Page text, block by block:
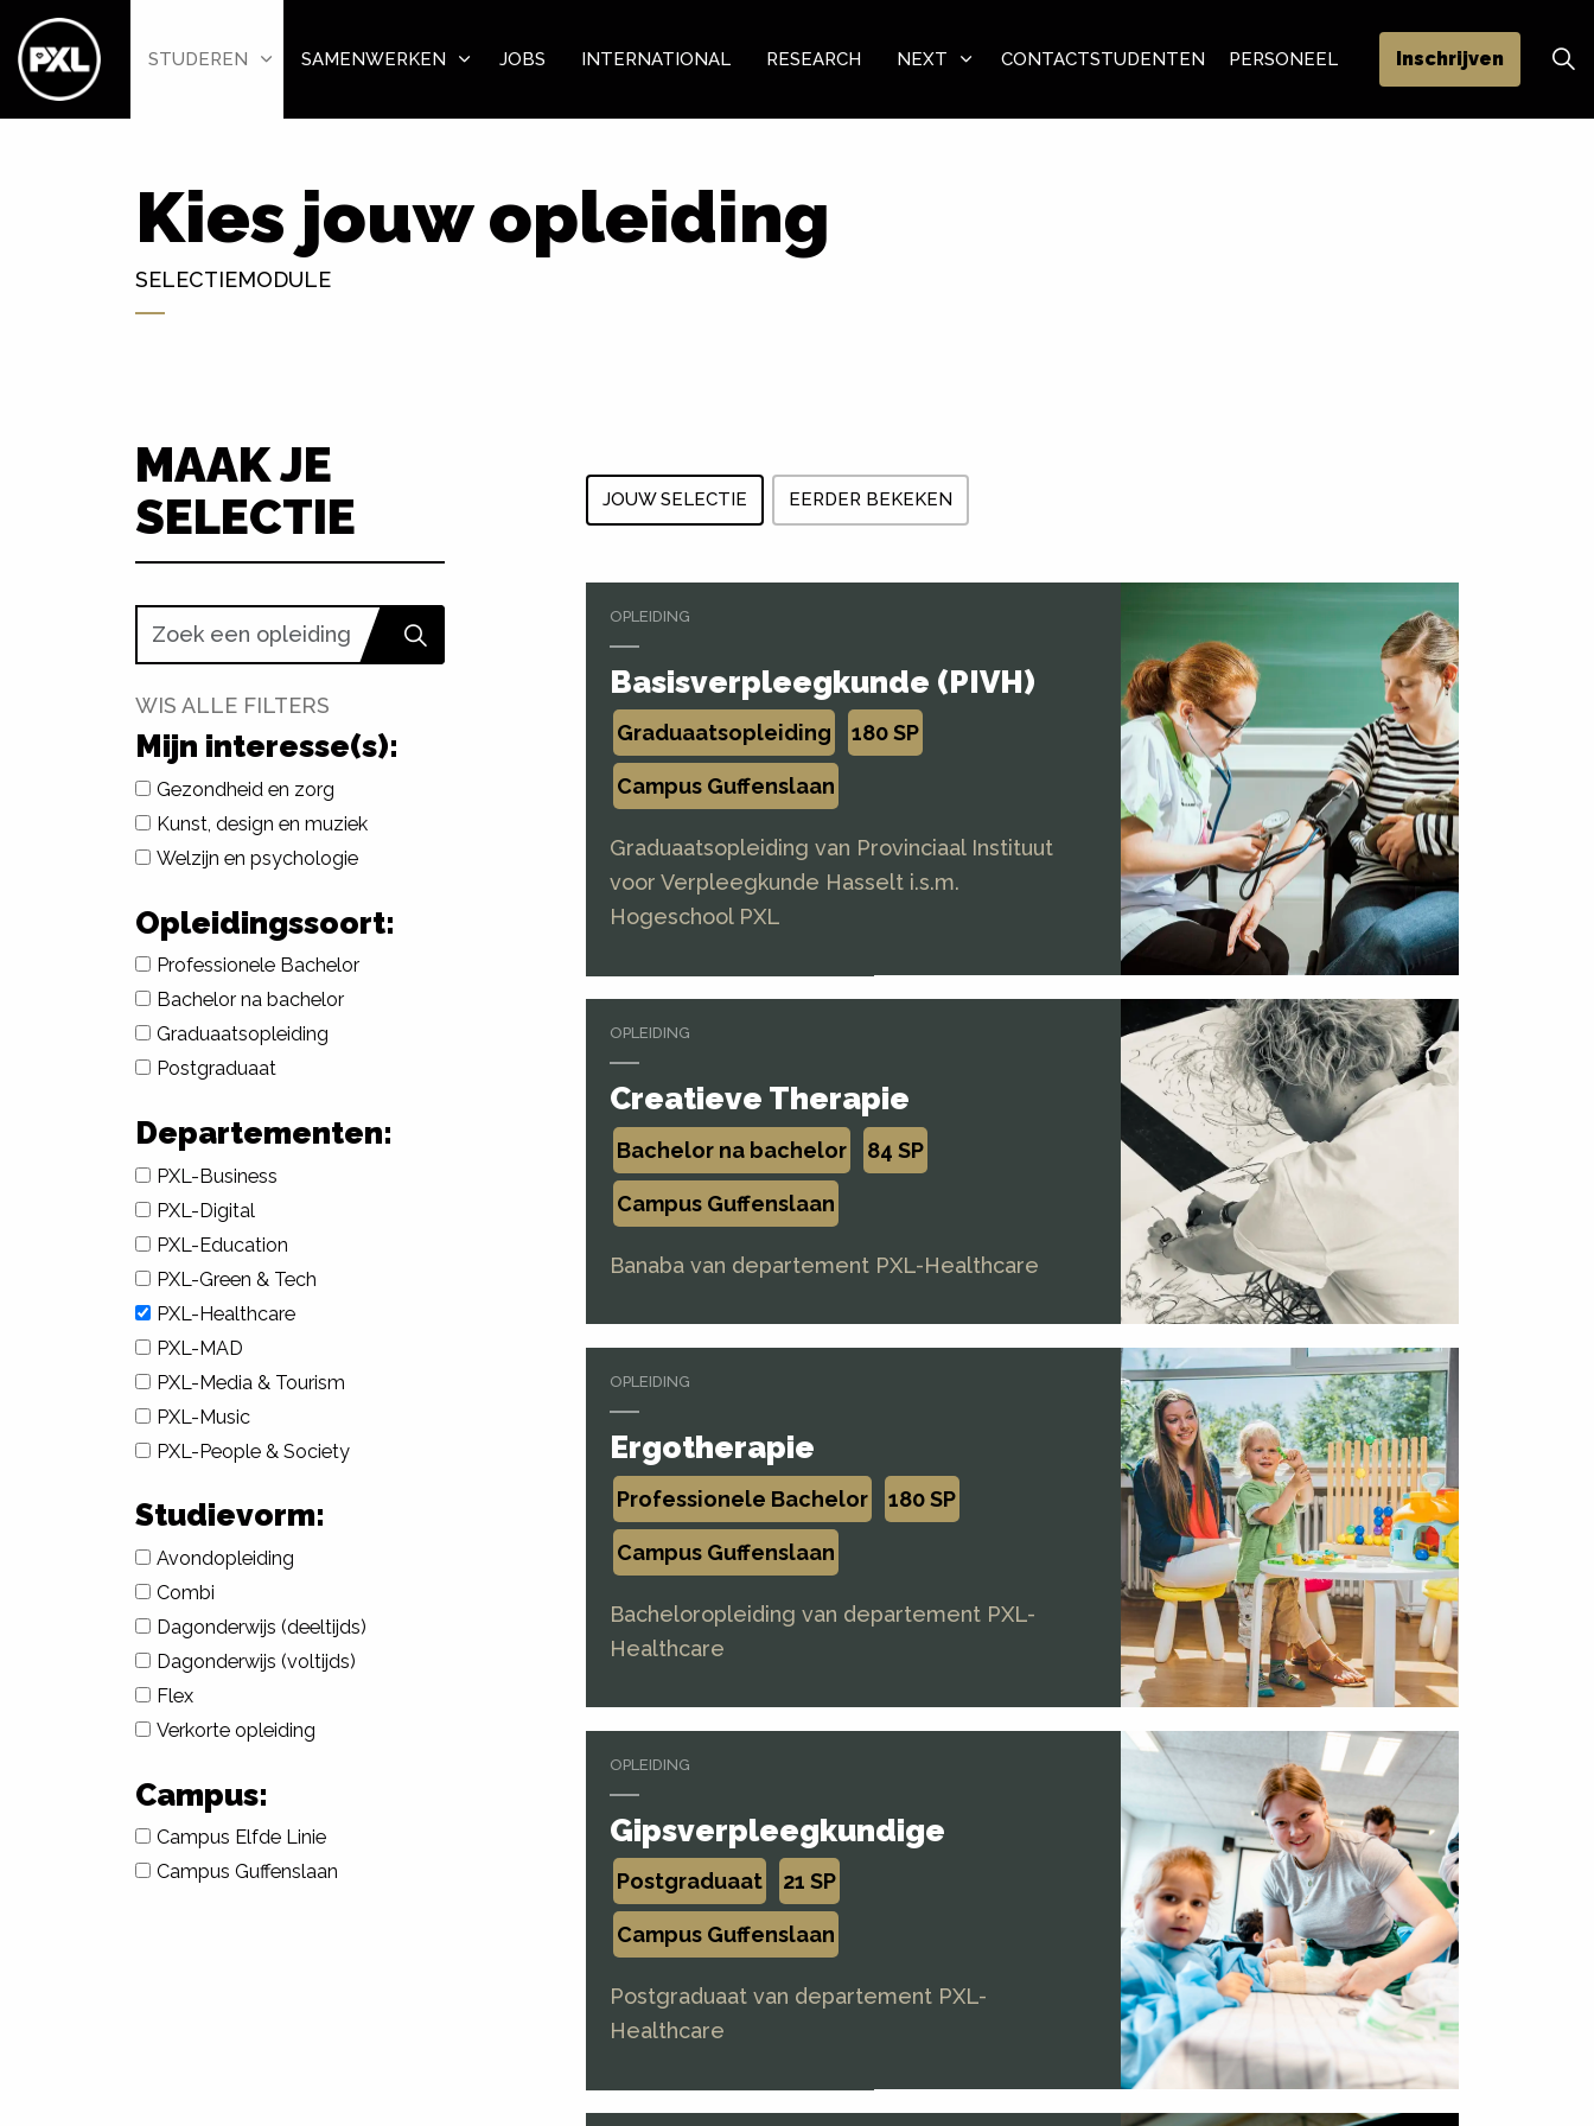
STUDEREN SAMENWERKEN JOBS INTERNATIONAL RESEARCH NEXT CONTACTSTUDENTEN PERSONEEL Inschrijven
Kies jouw opleiding
SELECTIEMODULE
JOUW SELECTIE EERDER BEKEKEN
OPLEIDING
Basisverpleegkunde (PIVH)
Graduaatsopleiding 180 SP
Campus Guffenslaan
Graduaatsopleiding van Provinciaal Instituut
voor Verpleegkunde Hasselt i.s.m.
Hogeschool PXL
OPLEIDING
Creatieve Therapie
Bachelor na bachelor 84 SP
Campus Guffenslaan
Banaba van departement PXL-Healthcare
OPLEIDING
Ergotherapie
Professionele Bachelor 180 SP
Campus Guffenslaan
Bacheloropleiding van departement PXL-
Healthcare
OPLEIDING
Gipsverpleegkundige
Postgraduaat 21 SP
Campus Guffenslaan
Postgraduaat van departement PXL-
Healthcare
MAAK JE
SELECTIE
WIS ALLE FILTERS
Mijn interesse(s):
Gezondheid en zorg
Kunst, design en muziek
Welzijn en psychologie
Opleidingssoort:
Professionele Bachelor
Bachelor na bachelor
Graduaatsopleiding
Postgraduaat
Departementen:
PXL-Business
PXL-Digital
PXL-Education
PXL-Green & Tech
PXL-Healthcare
PXL-MAD
PXL-Media & Tourism
PXL-Music
PXL-People & Society
Studievorm:
Avondopleiding
Combi
Dagonderwijs (deeltijds)
Dagonderwijs (voltijds)
Flex
Verkorte opleiding
Campus:
Campus Elfde Linie
Campus Guffenslaan